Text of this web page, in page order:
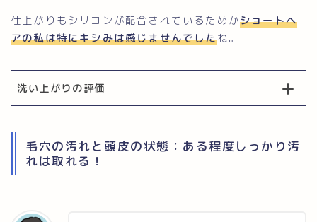
仕上がりもシリコンが配合されているためかショートヘ
アの私は特にキシみは感じませんでしたね。
洗い上がりの評価
毛穴の汚れと頭皮の状態：ある程度しっかり汚
れは取れる！